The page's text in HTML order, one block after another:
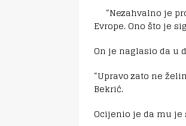
“Nezahvalno je
Evrope. Ono što je
On je naglasio da u
“Upravo zato ne
Bekrić.
Ocijenio je da mu